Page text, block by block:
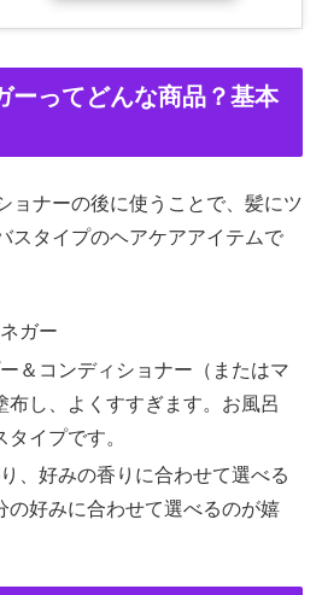
ーってどんな商品？基本
ョナーの後に使うことで、髪にツ
スタイプのヘアケアアイテムで
ガー
＆コンディショナー（またはマ
布し、よくすすぎます。お風呂
イプです。
、好みの香りに合わせて選べる
の好みに合わせて選べるのが嬉